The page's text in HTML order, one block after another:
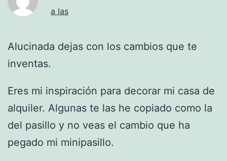
a las
Alucinada dejas con los cambios que te
inventas.
Eres mi inspiración para decorar mi casa de
alquiler. Algunas te las he copiado como la
del pasillo y no veas el cambio que ha
pegado mi minipasillo.